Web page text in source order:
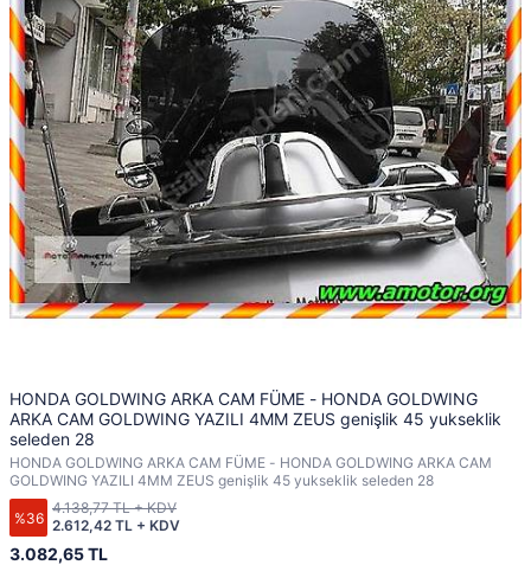
HONDA GOLDWING ARKA CAM FÜME - HONDA GOLDWING
ARKA CAM GOLDWING YAZILI 4MM ZEUS genişlik 45 yukseklik
seleden 28
HONDA GOLDWING ARKA CAM FÜME - HONDA GOLDWING ARKA CAM
GOLDWING YAZILI 4MM ZEUS genişlik 45 yukseklik seleden 28
%36
3.082,65 TL
2.612,42 TL + KDV
4.138,77 TL + KDV